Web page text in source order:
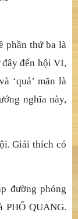
ý, tông thú và
phần th ứba là
đây đến hội VI,